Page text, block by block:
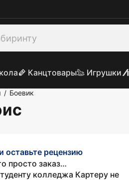
Канцтовары Игрушки
/ Боевик
оставьте рецензию
просто заказ…
колледжа Картеру не